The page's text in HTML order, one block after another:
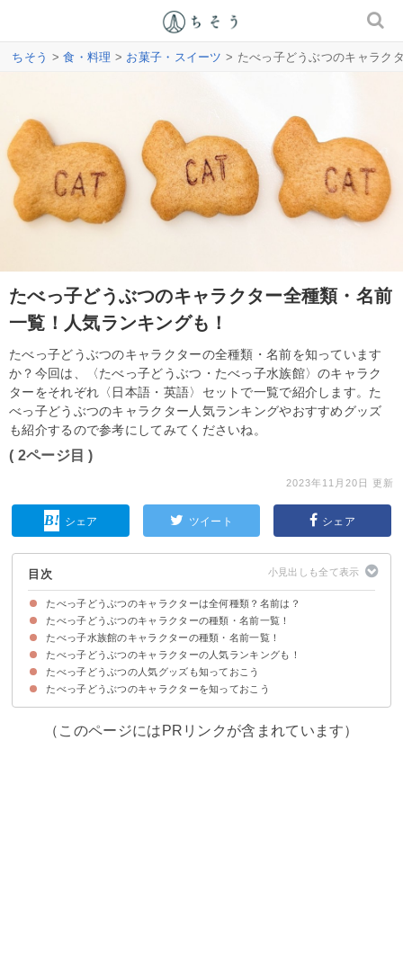
ちそう >食・料理 > お菓子・スイーツ > たべっ子どうぶつのキャラク
たべっ子どうぶつのキャラクター全種類・名前
一覧！人気ランキングも！
たべっ子どうぶつのキャラクターの全種類・名前を知っています
か？今回は、〈たべっ子どうぶつ・たべっ子水族館〉のキャラク
ターをそれぞれ〈日本語・英語〉セットで一覧で紹介します。た
べっ子どうぶつのキャラクター人気ランキングやおすすめグッズ
も紹介するので参考にしてみてくださいね。
( 2ページ目 )
2023年11月20日 更新
シェア ツイート シェア
目次
たべっ子どうぶつのキャラクターは全何種類？名前は？
たべっ子どうぶつのキャラクターの種類・名前一覧！
たべっ子どうぶつのキャラクター46種類の一覧
たべっ子どうぶつには隠れキャラクター「きりん・わに」もいる
たべっ子水族館のキャラクターの種類・名前一覧！
たべっ子水族館のキャラクター47種類の一覧
たべっ子どうぶつのキャラクターの人気ランキングも！
たべっ子どうぶつのキャラクターの人気ランキング
たべっ子どうぶつの人気グッズも知っておこう
グッズ①どうぶつスタンド
グッズ②鏡
グッズ③お弁当箱
グッズ④カステラメーカー
グッズ⑤モバイルバッテリー
たべっ子どうぶつのキャラクターを知っておこう
（このページにはPRリンクが含まれています）